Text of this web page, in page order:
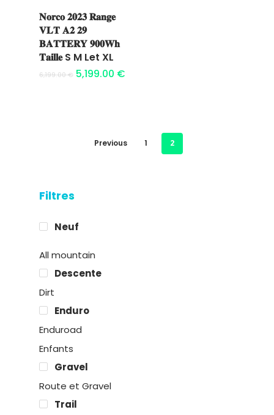
Filtres
Neuf
All mountain
Descente
Dirt
Enduro
Enduroad
Enfants
Gravel
Route et Gravel
Trail
Ajouter au
panier
𝐍𝐨𝐫𝐜𝐨 𝟐𝟎𝟐𝟑 𝐑𝐚𝐧𝐠𝐞
𝐕𝐋𝐓 𝐀𝟐 𝟐𝟗
𝐁𝐀𝐓𝐓𝐄𝐑𝐘 𝟗𝟎𝟎𝐖𝐡
𝐓𝐚𝐢𝐥𝐥𝐞 S M Let XL
6,199.00€ 5,199.00 €
Previous 1 2
Boutique